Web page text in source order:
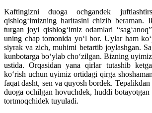
Kaftingizni duoga ochgandek
qishlogʻimizning haritasini chizib beraman.
turgan joyi qishlogʻimiz odamlari
uning chap tomonida yoʻl bor. Uylar ham
siyrak va zich, muhimi betartib joylashgan.
kunbotarga boʻylab choʻzilgan. Bizning
ustida. Orqasidan yana qirlar tutashib
koʻrish uchun uyimiz ortidagi qirga
faqat dasht, sen va quyosh bordek. Tepalikdan
duoga ochilgan hovuchdek, huddi
tortmoqchidek tuyuladi.